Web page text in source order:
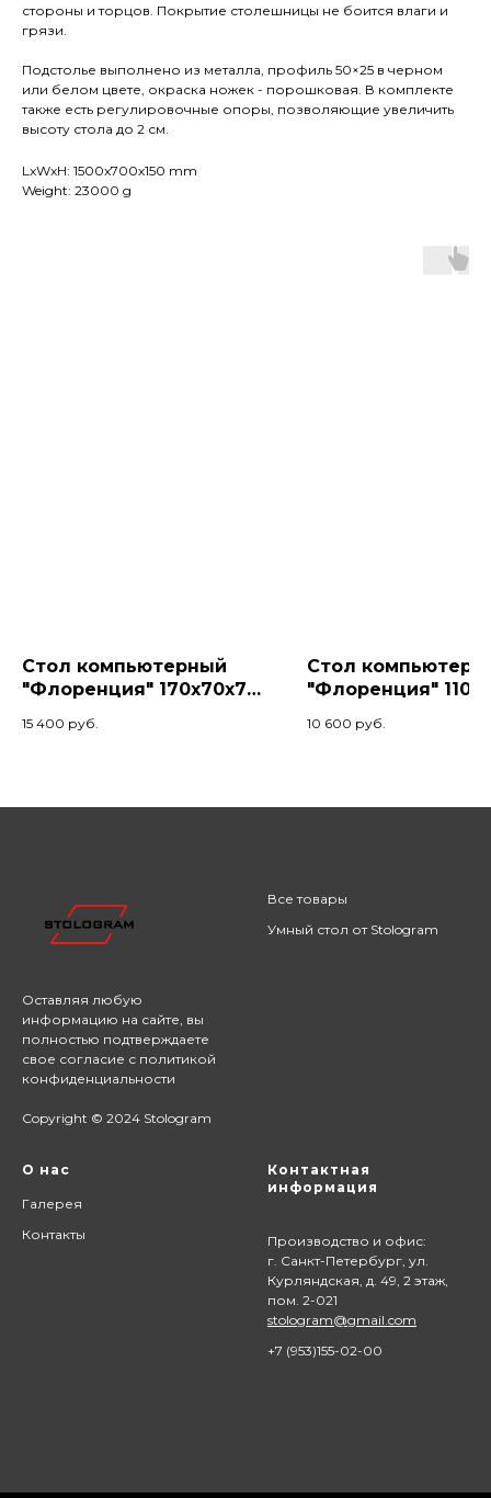
стороны и торцов. Покрытие столешницы не боится влаги и
грязи.
Подстолье выполнено из металла, профиль 50×25 в черном
или белом цвете, окраска ножек - порошковая. В комплекте
также есть регулировочные опоры, позволяющие увеличить
высоту стола до 2 см.
LxWxH: 1500x700x150 mm
Weight: 23000 g
Стол компьютерный
"Флоренция" 170х70х74,
15 400 руб.
Стол
"Флоренция"
10 600 руб.
Оставляя любую
информацию на сайте, вы
полностью подтверждаете
свое согласие с политикой
конфиденциальности
Copyright © 2024 Stologram
Все товары
Умный стол от Stologram
О нас
Галерея
Контакты
Контактная
информация
Производство и офис:
г. Санкт-Петербург, ул.
Курляндская, д. 49, 2 этаж,
пом. 2-021
stologram@gmail.com
+7 (953)155-02-00